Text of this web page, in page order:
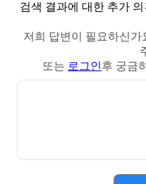
검색 결과에 대한 추가
저희 답변이 필요하신가
또는 로그인후 궁금